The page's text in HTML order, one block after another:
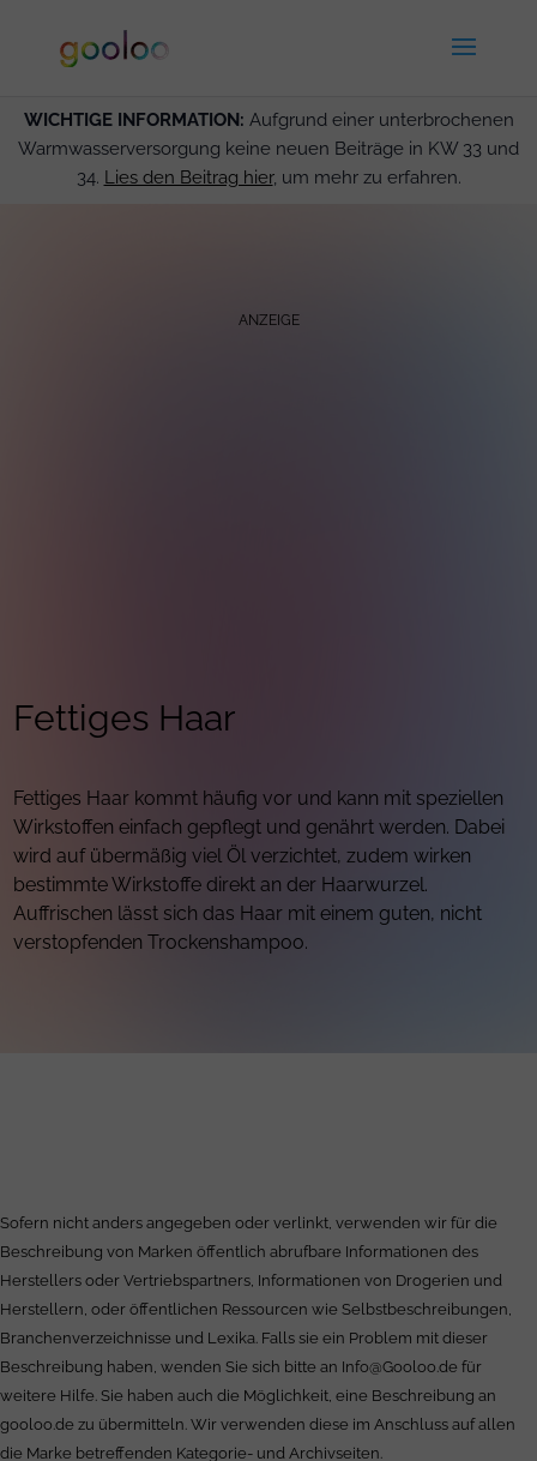
WICHTIGE INFORMATION: Aufgrund einer unterbrochenen
Warmwasserversorgung keine neuen Beiträge in KW 33 und
34. Lies den Beitrag hier, um mehr zu erfahren.
Fettiges Haar
Fettiges Haar kommt häufig vor und kann mit speziellen
Wirkstoffen einfach gepflegt und genährt werden. Dabei
wird auf übermäßig viel Öl verzichtet, zudem wirken
bestimmte Wirkstoffe direkt an der Haarwurzel.
Auffrischen lässt sich das Haar mit einem guten, nicht
verstopfenden Trockenshampoo.
Sofern nicht anders angegeben oder verlinkt, verwenden wir für die
Beschreibung von Marken öffentlich abrufbare Informationen des
Herstellers oder Vertriebspartners, Informationen von Drogerien und
Herstellern, oder öffentlichen Ressourcen wie Selbstbeschreibungen,
Branchenverzeichnisse und Lexika. Falls sie ein Problem mit dieser
Beschreibung haben, wenden Sie sich bitte an Info@Gooloo.de für
weitere Hilfe. Sie haben auch die Möglichkeit, eine Beschreibung an
gooloo.de zu übermitteln. Wir verwenden diese im Anschluss auf allen
die Marke betreffenden Kategorie- und Archivseiten.